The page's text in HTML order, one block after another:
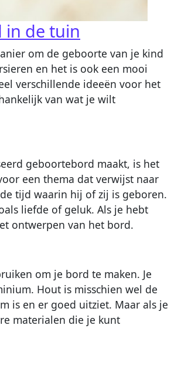
de tuin
om de geboorte van je kind
en het is ook een mooi
verschillende ideeën voor het
van wat je wilt
geboortebord maakt, is het
een thema dat verwijst naar
tijd waarin hij of zij is geboren.
liefde of geluk. Als je hebt
ontwerpen van het bord.
om je bord te maken. Je
Hout is misschien wel de
is en er goed uitziet. Maar als je
materialen die je kunt